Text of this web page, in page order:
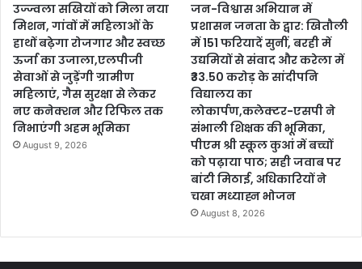
उज्ज्वला सखियों को मिला नया
मिशन, गांवों में महिलाओं के
हाथों बढ़ेगा रोजगार और स्वच्छ
ऊर्जा का उजाला,एलपीजी
सेवाओं से जुड़ेंगी ग्रामीण
महिलाएं, गैस सुरक्षा से लेकर
नए कनेक्शन और रिफिल तक
निभाएंगी अहम भूमिका
August 9, 2026
जन-विश्वास अभियान में
प्रशासन जनता के द्वार: खितौली
में 151 फरियादें सुनीं, बरही में
उद्यमियों से संवाद और करेला में
₹33.50 करोड़ के सांदीपनि
विद्यालय का
लोकार्पण,कलेक्टर-एसपी ने
संभाली शिक्षक की भूमिका,
पीएम श्री स्कूल कुआं में बच्चों
को पढ़ाया पाठ; सही जवाब पर
बांटी मिठाई, अधिकारियों ने
चखा मध्याह्न भोजन
August 8, 2026